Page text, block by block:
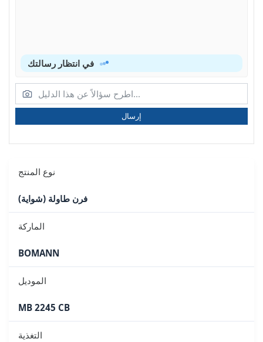
إرسال
نوع المنتج
فرن طاولة (شواية)
الماركة
BOMANN
الموديل
MB 2245 CB
التغذية